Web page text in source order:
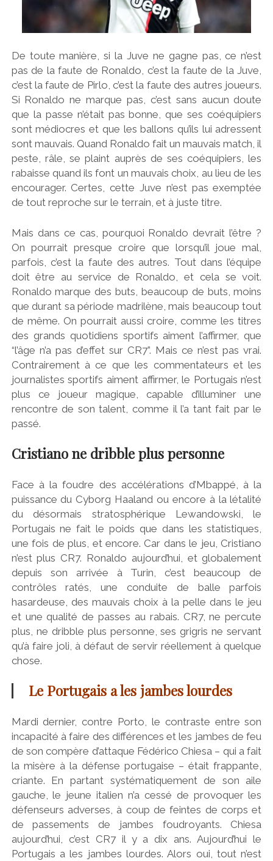
De toute manière, si la Juve ne gagne pas, ce n’est
pas de la faute de Ronaldo, c’est la faute de la Juve,
c’est la faute de Pirlo, c’est la faute des autres joueurs.
Si Ronaldo ne marque pas, c’est sans aucun doute
que la passe n’était pas bonne, que ses coéquipiers
sont médiocres et que les ballons qu’ils lui adressent
sont mauvais. Quand Ronaldo fait un mauvais match, il
peste, râle, se plaint auprès de ses coéquipiers, les
rabaisse quand ils font un mauvais choix, au lieu de les
encourager. Certes, cette Juve n’est pas exemptée
de tout reproche sur le terrain, et à juste titre.
Mais dans ce cas, pourquoi Ronaldo devrait l’être ?
On pourrait presque croire que lorsqu’il joue mal,
parfois, c’est la faute des autres. Tout dans l’équipe
doit être au service de Ronaldo, et cela se voit.
Ronaldo marque des buts, beaucoup de buts, moins
que durant sa période madrilène, mais beaucoup tout
de même. On pourrait aussi croire, comme les titres
des grands quotidiens sportifs aiment l’affirmer, que
“l’âge n’a pas d’effet sur CR7”. Mais ce n’est pas vrai.
Contrairement à ce que les commentateurs et les
journalistes sportifs aiment affirmer, le Portugais n’est
plus ce joueur magique, capable d’illuminer une
rencontre de son talent, comme il l’a tant fait par le
passé.
Cristiano ne dribble plus personne
Face à la foudre des accélérations d’Mbappé, à la
puissance du Cyborg Haaland ou encore à la létalité
du désormais stratosphérique Lewandowski, le
Portugais ne fait le poids que dans les statistiques,
une fois de plus, et encore. Car dans le jeu, Cristiano
n’est plus CR7. Ronaldo aujourd’hui, et globalement
depuis son arrivée à Turin, c’est beaucoup de
contrôles ratés, une conduite de balle parfois
hasardeuse, des mauvais choix à la pelle dans le jeu
et une qualité de passes au rabais. CR7, ne percute
plus, ne dribble plus personne, ses grigris ne servant
qu’à faire joli, à défaut de servir réellement à quelque
chose.
Le Portugais a les jambes lourdes
Mardi dernier, contre Porto, le contraste entre son
incapacité à faire des différences et les jambes de feu
de son compère d’attaque Fédérico Chiesa – qui a fait
la misère à la défense portugaise – était frappante,
criante. En partant systématiquement de son aile
gauche, le jeune italien n’a cessé de provoquer les
défenseurs adverses, à coup de feintes de corps et
de passements de jambes foudroyants. Chiesa
aujourd’hui, c’est CR7 il y a dix ans. Aujourd’hui le
Portugais a les jambes lourdes. Alors oui, tout n’est